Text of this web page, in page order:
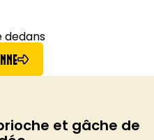
dedans
et gâche de